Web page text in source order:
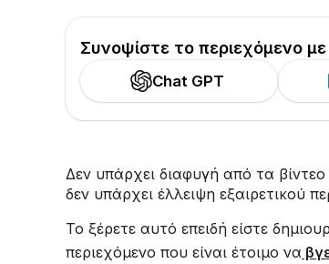
Συνοψίστε το περιεχόμενο με
Chat GPT
Δεν υπάρχει διαφυγή από τα
δεν υπάρχει έλλειψη εξαιρετικού
Το ξέρετε αυτό επειδή είστε
περιεχόμενο που είναι έτοιμο να